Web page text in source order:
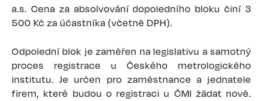
a.s. Cena za absolvování dopoledního bloku činí 3
500 Kč za účastníka (včetně DPH).
Odpolední blok je zaměřen na legislativu a samotný
proces registrace u Českého metrologického
institutu. Je určen pro zaměstnance a jednatele
firem, které budou o registraci u ČMI žádat nově.